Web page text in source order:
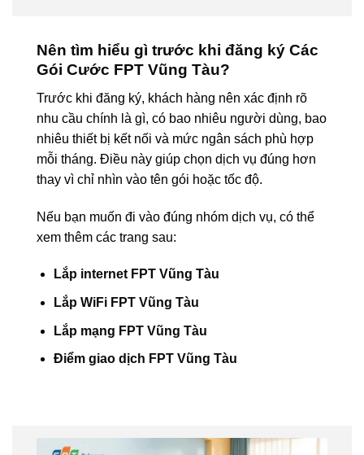
Nên tìm hiểu gì trước khi đăng ký Các
Gói Cước FPT Vũng Tàu?
Trước khi đăng ký, khách hàng nên xác định rõ
nhu cầu chính là gì, có bao nhiêu người dùng, bao
nhiêu thiết bị kết nối và mức ngân sách phù hợp
mỗi tháng. Điều này giúp chọn dịch vụ đúng hơn
thay vì chỉ nhìn vào tên gói hoặc tốc độ.
Nếu bạn muốn đi vào đúng nhóm dịch vụ, có thể
xem thêm các trang sau:
Lắp internet FPT Vũng Tàu
Lắp WiFi FPT Vũng Tàu
Lắp mạng FPT Vũng Tàu
Điểm giao dịch FPT Vũng Tàu